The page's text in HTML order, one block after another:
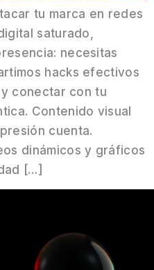
tu marca en redes
saturado,
necesitas
hacks efectivos
conectar con tu
Contenido visual
cuenta.
dinámicos y gráficos
[…]